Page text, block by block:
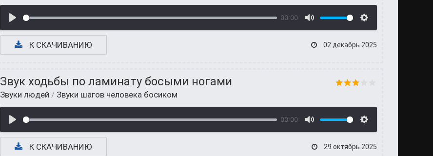
00:00
К СКАЧИВАНИЮ 02 декабрь 2025
Звук ходьбы по ламинату босыми ногами
Звуки людей / Звуки шагов человека босиком
00:00
К СКАЧИВАНИЮ 29 октябрь 2025